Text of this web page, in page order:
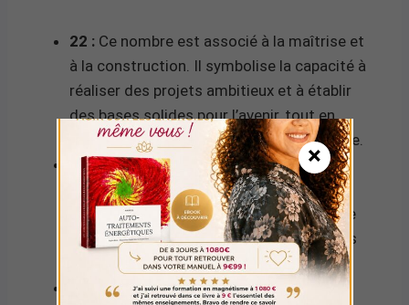
22 : Ce nombre est associé à la maîtrise et
à la construction. Il symbolise la capacité à
réaliser des projets ambitieux et à établir
des bases solides pour l’avenir, tout en
inspirant les autres à suivre votre exemple.
3 :Le chiffre 3 est lié à la créativité, à la
communication et à l’optimisme. Il
encourage l’expression de soi et la joie de
vivre, favorisant des interactions sociales
enrichissantes et des idées novatrices.
Ce nombre combine l’énergie du 3 et
×